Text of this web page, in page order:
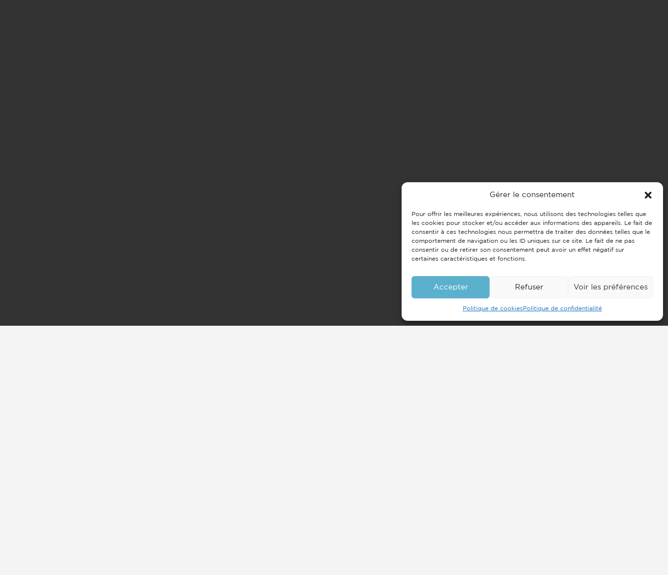
Gérer le consentement
Pour offrir les meilleures expériences, nous utilisons des technologies telles que
les cookies pour stocker et/ou accéder aux informations des appareils. Le fait de
consentir à ces technologies nous permettra de traiter des données telles que le
comportement de navigation ou les ID uniques sur ce site. Le fait de ne pas
consentir ou de retirer son consentement peut avoir un effet négatif sur
certaines caractéristiques et fonctions.
Accepter Refuser Voir les préférences
Politique de cookiesPolitique de confidentialité